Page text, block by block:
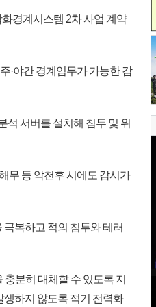
경계시스템 2차 사업 계약
·야간 경계임무가 가능한 감
서버를 설치해 침투 및 위
무 등 악천후 시에도 감시가
복하고 적의 침투와 테러
분히 대체할 수 있도록 지
하지 않도록 적기 전력화